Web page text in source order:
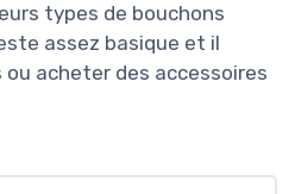
types de bouchons
assez basique et il
acheter des accessoires